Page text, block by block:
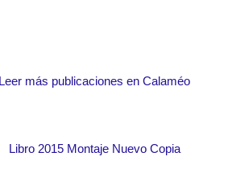
Leer más publicaciones en Calaméo
Libro 2015 Montaje Nuevo Copia